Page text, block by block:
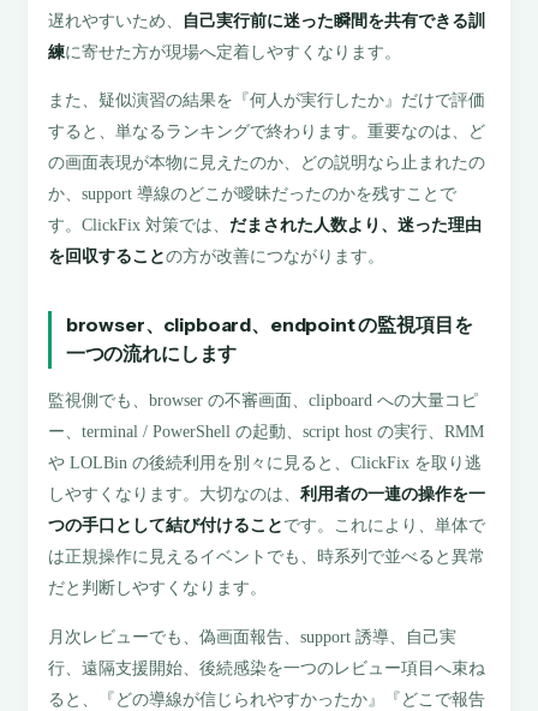
遅れやすいため、
自己実行前に迷った瞬間を共有できる訓
練に寄せた方が現場へ定着しやすくなります。
また、疑似演習の結果を『何人が実行したか』だけで評価
すると、単なるランキングで終わります。重要なのは、ど
の画面表現が本物に見えたのか、どの説明なら止まれたの
か、support 導線のどこが曖昧だったのかを残すことで
す。ClickFix 対策では、 だまされた人数より、迷った理由
を回収することの方が改善につながります。
browser、clipboard、endpoint の監視項目を
一つの流れにします
監視側でも、browser の不審画面、clipboard への大量コピ
ー、terminal / PowerShell の起動、script host の実行、RMM
や LOLBin の後続利用を別々に見ると、ClickFix を取り逃
しやすくなります。大切なのは、利用者の一連の操作を一
つの手口として結び付けること です。これにより、単体で
は正規操作に見えるイベントでも、時系列で並べると異常
だと判断しやすくなります。
月次レビューでも、偽画面報告、support 誘導、自己実
行、遠隔支援開始、後続感染を一つのレビュー項目へ束ね
ると、『どの導線が信じられやすかったか』『どこで報告